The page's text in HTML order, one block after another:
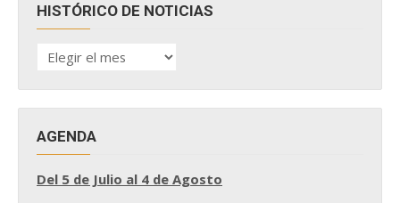
HISTÓRICO DE NOTICIAS
HISTÓRICO
DE
AGENDA
Del 5 de Julio al 4 de Agosto